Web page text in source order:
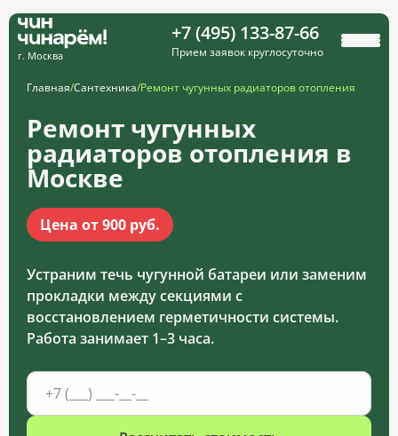
г. Москва
+7 (495) 133-87-66
Прием заявок круглосуточно
Главная/Сантехника/Ремонт чугунных радиаторов отопления
Ремонт чугунных
радиаторов отопления в
Москве
Цена от 900 руб.
Устраним течь чугунной батареи или заменим
прокладки между секциями с
восстановлением герметичности системы.
Работа занимает 1–3 часа.